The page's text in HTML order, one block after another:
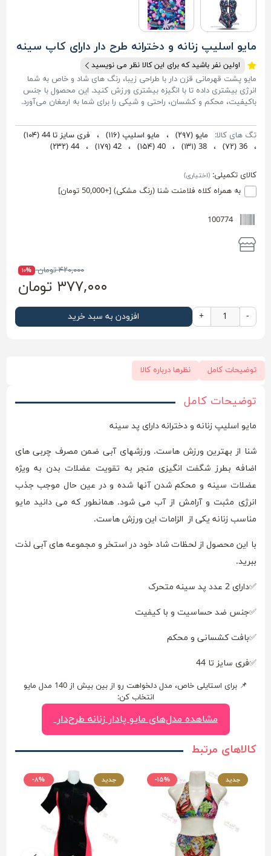
مایو اسلیپ زنانه و دخترانه طرح دار دارای کاپ سینه
اولین نفر باشید که برای این کالا نظر می نویسید
مایو پشت قهرمانی قزن دار با طراحی زیبا، رنگ های شاد و خاص به شما
انرژی بیشتری داده تا با انگیزه بیشتری ورزش کنید. این محصول با جنس
باکیفیت، محکم و کشسان، راحتی و شیکی را برای شما به ارمغان می‌آورد.
تگ های کالا: مایو(۲۹۷) ، مایو اسلیپ(۱۱۶) ، فری سایز تا 44
(۱۰۴)
،
36 (۷۲) ، 38 (۱۳۱) ، 40 (۱۵۴) ، 42 (۱۷۹) ، 44 (۲۳۲)
کالای تکمیلی: (اختیاری)
به همراه کلاه فلامنت شنا (رنگ مشکی) [+50,000 تومان]
100774
۴۲۰,۰۰۰ تومان ۱۰%
۳۷۷,۰۰۰ تومان
-
+ افزودن به سبد خرید
توضیحات کامل نظرها درباره کالا
توضیحات کامل
مایو اسلیپ زنانه و دخترانه دارای پد سینه
شنا از بهترین ورزش هاست. ورزشهای آبی ضمن مصرف چربی های
اضافه بطرز شگفت انگیزی منجر به تقویت عضلات بدن به ویژه
عضلات سینه و محکم شدن آنها شده و در عین حال موجب جذب
انرژی مثبت و آرامش از آب می شود. همانطور که می دانید مایو
مناسب زنانه یکی از الزامات این ورزش هاست.
با این محصول از لحظات شاد خود در استخر و مجموعه های آبی لذت
ببرید.
✅دارای 2 عدد پد سینه متحرک
✅جنس ضد حساسیت و با کیفیت
✅بافت کشسانی و محکم
✅فری سایز تا 44
📌 برای استایلی خاص، مدل دلخواهت رو از بین بیش از 140 مدل مایو
انتخاب کن:
مشاهده مدل‌های مایو پادار زنانه طرح‌دار
کالاهای مرتبط
جدید -۱۵% جدید -۸%